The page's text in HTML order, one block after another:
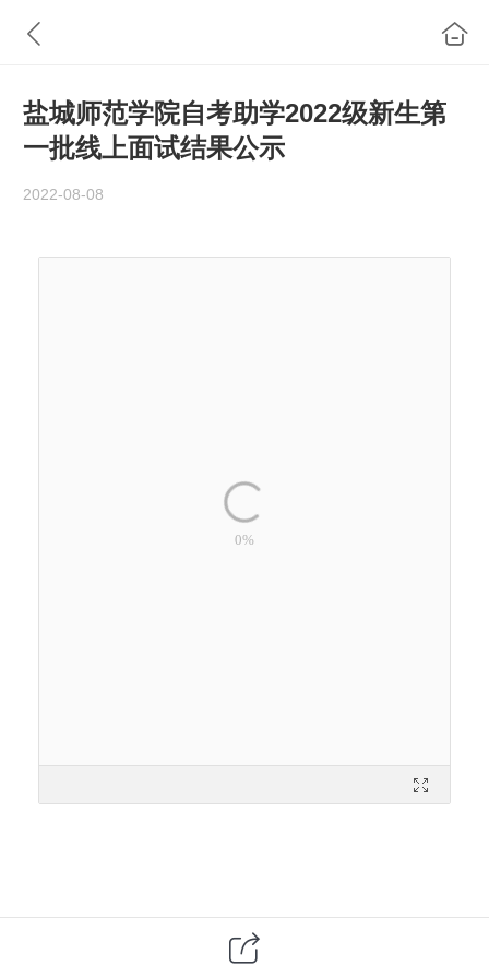
盐城师范学院自考助学2022级新生第
一批线上面试结果公示
2022-08-08